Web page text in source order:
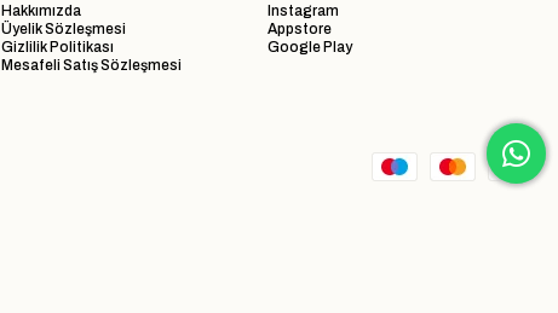
Hakkımızda
Üyelik Sözleşmesi
Gizlilik Politikası
Mesafeli Satış Sözleşmesi
Instagram
Appstore
Google Play